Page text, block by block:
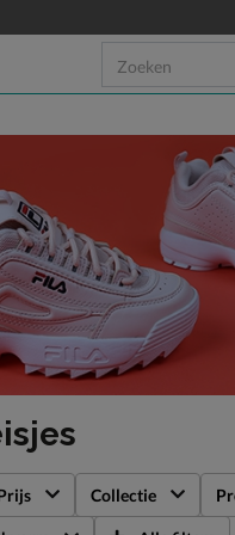
Collectie